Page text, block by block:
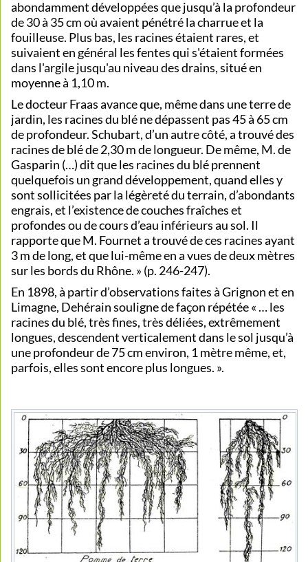
abondamment développées que jusqu’à la profondeur
de 30 à 35 cm où avaient pénétré la charrue et la
fouilleuse. Plus bas, les racines étaient rares, et
suivaient en général les fentes qui s'étaient formées
dans l'argile jusqu'au niveau des drains, situé en
moyenne à 1,10 m.
Le docteur Fraas avance que, même dans une terre de
jardin, les racines du blé ne dépassent pas 45 à 65 cm
de profondeur. Schubart, d’un autre côté, a trouvé des
racines de blé de 2,30 m de longueur. De même, M. de
Gasparin (…) dit que les racines du blé prennent
quelquefois un grand développement, quand elles y
sont sollicitées par la légèreté du terrain, d’abondants
engrais, et l’existence de couches fraîches et
profondes ou de cours d’eau inférieurs au sol. Il
rapporte que M. Fournet a trouvé de ces racines ayant
3 m de long, et que lui-même en a vues de deux mètres
sur les bords du Rhône. » (p. 246-247).
En 1898, à partir d’observations faites à Grignon et en
Limagne, Dehérain souligne de façon répétée « … les
racines du blé, très fines, très déliées, extrêmement
longues, descendent verticalement dans le sol jusqu’à
une profondeur de 75 cm environ, 1 mètre même, et,
parfois, elles sont encore plus longues. ».